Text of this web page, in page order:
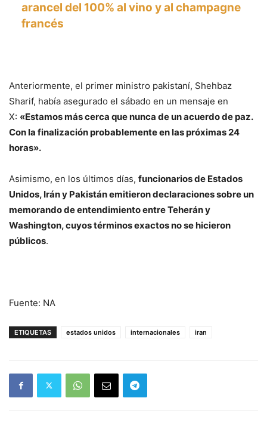
arancel del 100% al vino y al champagne
francés
Anteriormente, el primer ministro pakistaní, Shehbaz
Sharif, había asegurado el sábado en un mensaje en
X: «Estamos más cerca que nunca de un acuerdo de paz.
Con la finalización probablemente en las próximas 24
horas».
Asimismo, en los últimos días, funcionarios de Estados
Unidos, Irán y Pakistán emitieron declaraciones sobre un
memorando de entendimiento entre Teherán y
Washington, cuyos términos exactos no se hicieron
públicos.
Fuente: NA
ETIQUETAS estados unidos internacionales iran